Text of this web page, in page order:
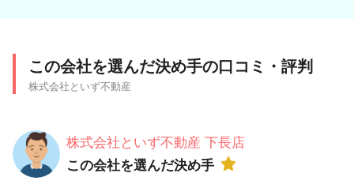
この会社を選んだ決め手の口コミ・評判
株式会社といず不動産
株式会社といず不動産 下長店
この会社を選んだ決め手